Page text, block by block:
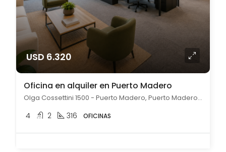
USD 6.320
Oficina en alquiler en Puerto Madero
Olga Cossettini 1500 - Puerto Madero, Puerto Madero, Capital Federal
4 2 316 OFICINAS